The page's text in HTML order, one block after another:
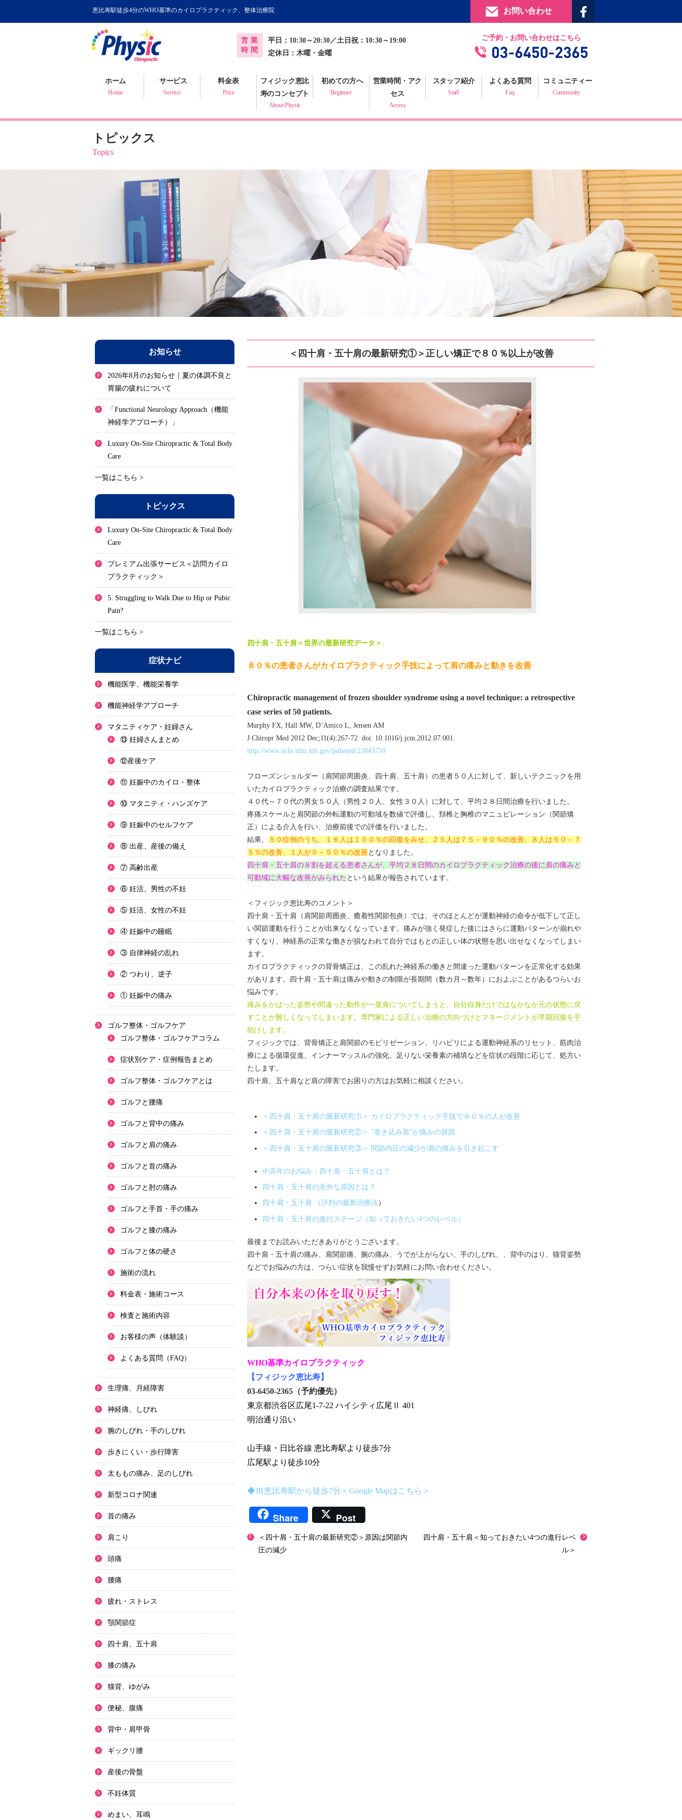
恵比寿駅徒歩4分のWHO基準のカイロプラクティック、整体治療院 お問い合わせ
営業
時間
平日：10:30～20:30／土日祝：10:30～19:00
定休日：木曜・金曜
ご予約・お問い合わせはこちら
ホーム
Home
サービス
Service
カイロプラクティック
WHOが認めるカイロプラクティック
健康判断・体質チェック
料金表
Price
フィジック恵比
寿のコンセプト
About Physic
初めての方へ
Beginner
オンライン健康調査票
営業時間・アク
セス
Access
スタッフ紹介
Staff
よくある質問
Faq
コミュニティー
Community
提携施設
フィジックスマイルギャラリー
プロフェッショナルからの推薦状
トピックス
Topics
＜四十肩・五十肩の最新研究①＞正しい矯正で８０％以上が改善
四十肩・五十肩＜世界の最新研究データ＞
８０％の患者さんがカイロプラクティック手技によって肩の痛みと動きを改善
Chiropractic management of frozen shoulder syndrome using a novel technique: a retrospective
case series of 50 patients.
Murphy FX, Hall MW, D’Amico L, Jensen AM
J Chiropr Med 2012 Dec;11(4):267-72. doi: 10.1016/j.jcm.2012.07.001.
http://www.ncbi.nlm.nih.gov/pubmed/23843759
フローズンショルダー（肩関節周囲炎、四十肩、五十肩）の患者５０人に対して、新しいテクニックを用
いたカイロプラクティック治療の調査結果です。
４０代～７０代の男女５０人（男性２０人、女性３０人）に対して、平均２８日間治療を行いました。
疼痛スケールと肩関節の外転運動の可動域を数値で評価し、頚椎と胸椎のマニュピレーション（関節矯
正）による介入を行い、治療前後での評価を行いました。
結果、
５０症例のうち、１６人は１００％の回復をみせ、２５人は７５－９０％の改善、８人は５０－７
５％の改善、１人が０－５０％の改善となりました。
四十肩・五十肩の８割を超える患者さんが、平均２８日間のカイロプラクティック治療の後に肩の痛みと
可動域に大幅な改善がみられた という結果が報告されています。
＜フィジック恵比寿のコメント＞
四十肩・五十肩（肩関節周囲炎、癒着性関節包炎）では、そのほとんどが運動神経の命令が低下して正し
い関節運動を行うことが出来なくなっています。痛みが強く発症した後にはさらに運動パターンが崩れや
すくなり、神経系の正常な働きが損なわれて自分ではもとの正しい体の状態を思い出せなくなってしまい
ます。
カイロプラクティックの背骨矯正は、この乱れた神経系の働きと間違った運動パターンを正常化する効果
があります。四十肩・五十肩は痛みや動きの制限が長期間（数カ月～数年）におよぶことがあるつらいお
悩みです。
痛みをかばった姿勢や間違った動作が一度身についてしまうと、自分自身だけではなかなか元の状態に戻
すことが難しくなってしまいます。専門家による正しい治療の方向づけとマネージメントが早期回復を手
助けします。
フィジックでは、背骨矯正と肩関節のモビリゼーション、リハビリによる運動神経系のリセット、筋肉治
療による循環促進、インナーマッスルの強化、足りない栄養素の補填などを症状の段階に応じて、処方い
たします。
四十肩、五十肩など肩の障害でお困りの方はお気軽に相談ください。
＜四十肩・五十肩の最新研究①＞ カイロプラクティック手技で８０％の人が改善
＜四十肩・五十肩の最新研究②＞ ”巻き込み肩”が痛みの原因
＜四十肩・五十肩の最新研究③＞ 関節内圧の減少が肩の痛みを引き起こす
中高年のお悩み：四十肩・五十肩とは？
四十肩・五十肩の意外な原因とは？
四十肩・五十肩 （評判の最新治療法）
四十肩・五十肩の進行ステージ（知っておきたい4つのレベル）
最後までお読みいただきありがとうございます。
四十肩・五十肩の痛み、肩関節痛、腕の痛み、うでが上がらない、手のしびれ、、背中のはり、猫背姿勢
などでお悩みの方は、つらい症状を我慢せずお気軽にお問い合わせください。
WHO基準カイロプラクティック
【フィジック恵比寿】
03-6450-2365（予約優先）
東京都渋谷区広尾1-7-22 ハイシティ広尾Ⅱ 401
明治通り沿い
山手線・日比谷線 恵比寿駅より徒歩7分
広尾駅より徒歩10分
◆JR恵比寿駅から徒歩7分＜Google Mapはこちら＞
Share Post
＜四十肩・五十肩の最新研究②＞原因は関節内
圧の減少
四十肩・五十肩＜知っておきたい4つの進行レベ
ル＞
お知らせ
2026年8月のお知らせ｜夏の体調不良と
胃腸の疲れについて
「Functional Neurology Approach（機能
神経学アプローチ）」
Luxury On-Site Chiropractic & Total Body
Care
一覧はこちら >
トピックス
Luxury On-Site Chiropractic & Total Body
Care
プレミアム出張サービス＜訪問カイロ
プラクティック＞
5. Struggling to Walk Due to Hip or Pubic
Pain?
一覧はこちら >
症状ナビ
機能医学、機能栄養学
機能神経学アプローチ
マタニティケア・妊婦さん
⑬ 妊婦さんまとめ
⑫産後ケア
⑪ 妊娠中のカイロ・整体
⑩ マタニティ・ハンズケア
⑨ 妊娠中のセルフケア
⑧ 出産、産後の備え
⑦ 高齢出産
⑥ 妊活、男性の不妊
⑤ 妊活、女性の不妊
④ 妊娠中の睡眠
③ 自律神経の乱れ
② つわり、逆子
① 妊娠中の痛み
ゴルフ整体・ゴルフケア
ゴルフ整体・ゴルフケアコラム
症状別ケア・症例報告まとめ
ゴルフ整体・ゴルフケアとは
ゴルフと腰痛
ゴルフと背中の痛み
ゴルフと肩の痛み
ゴルフと首の痛み
ゴルフと肘の痛み
ゴルフと手首・手の痛み
ゴルフと膝の痛み
ゴルフと体の硬さ
施術の流れ
料金表・施術コース
検査と施術内容
お客様の声（体験談）
よくある質問（FAQ）
生理痛、月経障害
神経痛、しびれ
腕のしびれ・手のしびれ
歩きにくい・歩行障害
太ももの痛み、足のしびれ
新型コロナ関連
首の痛み
肩こり
頭痛
腰痛
疲れ・ストレス
顎関節症
四十肩、五十肩
膝の痛み
猫背、ゆがみ
便秘、腹痛
背中・肩甲骨
ギックリ腰
産後の骨盤
不妊体質
めまい、耳鳴